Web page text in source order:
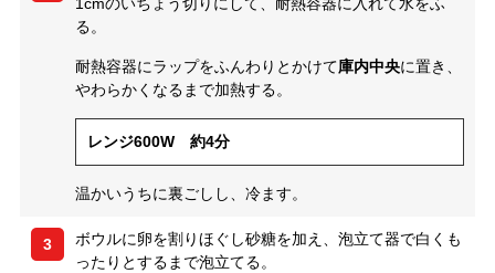
1cmのいちょう切りにして、耐熱容器に入れて水をふ
る。
耐熱容器にラップをふんわりとかけて庫内中央に置き、
やわらかくなるまで加熱する。
レンジ600W 約4分
温かいうちに裏ごしし、冷ます。
3
ボウルに卵を割りほぐし砂糖を加え、泡立て器で白くも
ったりとするまで泡立てる。